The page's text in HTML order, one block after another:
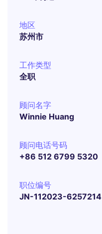
地区
苏州市
工作类型
全职
顾问名字
Winnie Huang
顾问电话号码
+86 512 6799 5320
职位编号
JN-112023-6257214